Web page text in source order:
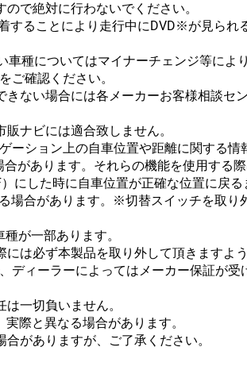
で絶対に行わないでください。
することにより走行中にDVD※が見られ
種についてはマイナーチェンジ等によ
ご確認ください。
ない場合には各メーカーお客様相談セ
ナビには適合致しません。
ーション上の自車位置や距離に関する情
があります。それらの機能を使用する
にした時に自車位置が正確な位置に戻
場合があります。※切替スイッチを取り
が一部あります。
は必ず本製品を取り外して頂きますよ
ディーラーによってはメーカー保証が受
一切負いません。
際と異なる場合があります。
がありますが、ご了承ください。